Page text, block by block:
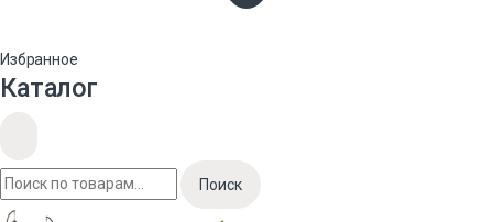
Избранное
Каталог
Поиск